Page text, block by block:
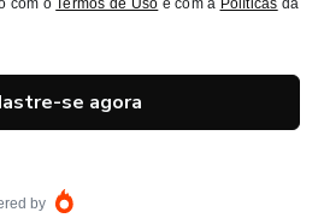
com oTermos de Uso e com a Políticas da
se agora
by